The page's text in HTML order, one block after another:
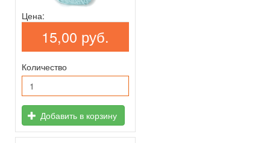
Цена:
15,00 руб.
Количество
Добавить в корзину